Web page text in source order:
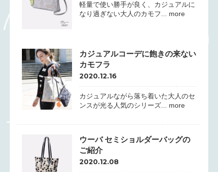
軽量で使い勝手が良く、カジュアルに
なり過ぎない大人のカモフ... more
カジュアルコーデに飽きの来ない
カモフラ
2020.12.16
カジュアルながら落ち着いた大人のセ
ンスが光る人気のシリーズ... more
ウーバ セミショルダーバッグの
ご紹介
2020.12.08